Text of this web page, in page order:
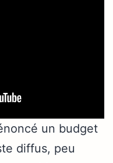
un budget
diffus, peu